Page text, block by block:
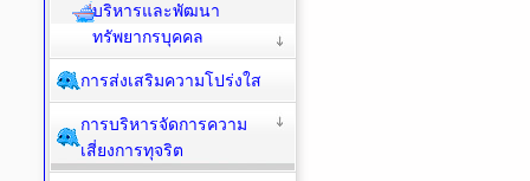
บริหารและพัฒนา
ทรัพยากรบุคคล
การส่งเสริมความโปร่งใส
การบริหารจัดการความ
เสี่ยงการทุจริต